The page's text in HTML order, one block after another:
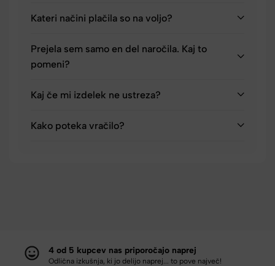
Kateri načini plačila so na voljo?
Prejela sem samo en del naročila. Kaj to
pomeni?
Kaj če mi izdelek ne ustreza?
Kako poteka vračilo?
4 od 5 kupcev nas priporočajo naprej
Odlična izkušnja, ki jo delijo naprej... to pove največ!